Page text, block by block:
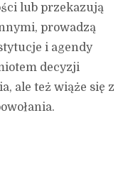
lub przekazują
prowadzą
i agendy
decyzji
ale też wiąże się z